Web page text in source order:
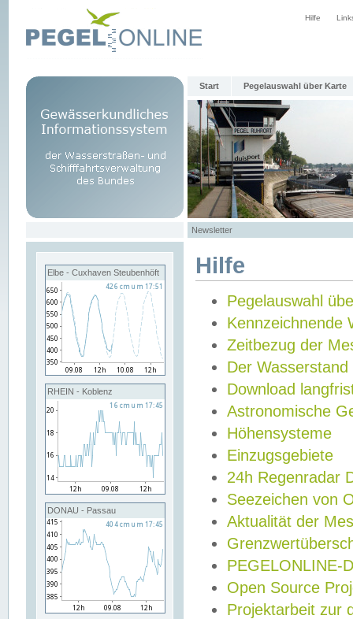
Hilfe
Start Pegelauswahl über Karte
Newsletter
Elbe - Cuxhaven Steubenhöft
RHEIN - Koblenz
DONAU - Passau
Hilfe
Pegelauswahl
Kennzeichnende
Zeitbezug der
Der Wasserstand
Download
Astronomische
Höhensysteme
Einzugsgebiete
24h Regenradar
Seezeichen von
Aktualität der
PEGELONLINE-
Open Source
Projektarbeit zur